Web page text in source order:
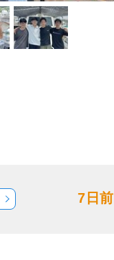
7日前